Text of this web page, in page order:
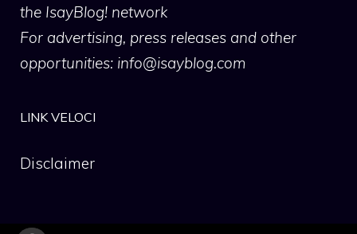
the IsayBlog! network
For advertising, press releases and other
opportunities: info@isayblog.com
LINK VELOCI
Disclaimer